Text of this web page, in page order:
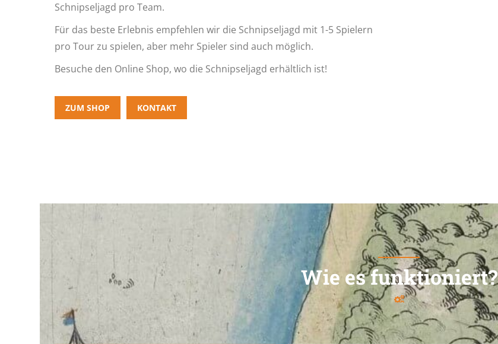
Schnipseljagd pro Team.
Für das beste Erlebnis empfehlen wir die Schnipseljagd mit 1-5 Spielern
pro Tour zu spielen, aber mehr Spieler sind auch möglich.
Besuche den Online Shop, wo die Schnipseljagd erhältlich ist!
ZUM SHOP KONTAKT
Wie es funktioniert?